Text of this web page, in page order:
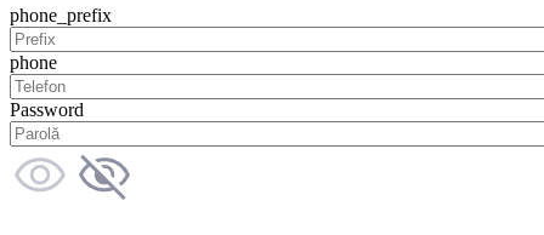
phone_prefix
phone
Password